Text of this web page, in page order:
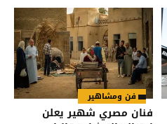
فن ومشاهير
فنان مصري شهير يعلن